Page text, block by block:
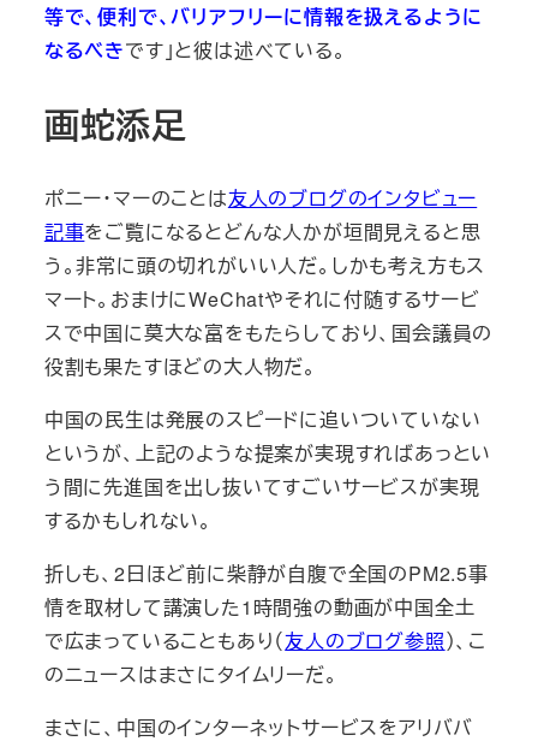
等で、便利で、バリアフリーに情報を扱えるように
なるべきです」と彼は述べている。
画蛇添足
ポニー・マーのことは友人のブログのインタビュー
記事をご覧になるとどんな人かが垣間見えると思
う。非常に頭の切れがいい人だ。しかも考え方もス
マート。おまけにWeChatやそれに付随するサービ
スで中国に莫大な富をもたらしており、国会議員の
役割も果たすほどの大人物だ。
中国の民生は発展のスピードに追いついていない
というが、上記のような提案が実現すればあっとい
う間に先進国を出し抜いてすごいサービスが実現
するかもしれない。
折しも、2日ほど前に柴静が自腹で全国のPM2.5事
情を取材して講演した1時間強の動画が中国全土
で広まっていることもあり（友人のブログ参照）、こ
のニュースはまさにタイムリーだ。
まさに、中国のインターネットサービスをアリババ